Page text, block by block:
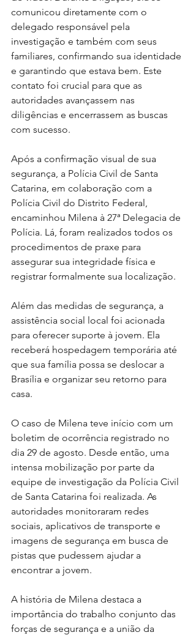
comunicou diretamente com o
delegado responsável pela
investigação e também com seus
familiares, confirmando sua identidade
e garantindo que estava bem. Este
contato foi crucial para que as
autoridades avançassem nas
diligências e encerrassem as buscas
com sucesso.
Após a confirmação visual de sua
segurança, a Polícia Civil de Santa
Catarina, em colaboração com a
Polícia Civil do Distrito Federal,
encaminhou Milena à 27ª Delegacia de
Polícia. Lá, foram realizados todos os
procedimentos de praxe para
assegurar sua integridade física e
registrar formalmente sua localização.
Além das medidas de segurança, a
assistência social local foi acionada
para oferecer suporte à jovem. Ela
receberá hospedagem temporária até
que sua família possa se deslocar a
Brasília e organizar seu retorno para
casa.
O caso de Milena teve início com um
boletim de ocorrência registrado no
dia 29 de agosto. Desde então, uma
intensa mobilização por parte da
equipe de investigação da Polícia Civil
de Santa Catarina foi realizada. As
autoridades monitoraram redes
sociais, aplicativos de transporte e
imagens de segurança em busca de
pistas que pudessem ajudar a
encontrar a jovem.
A história de Milena destaca a
importância do trabalho conjunto das
forças de segurança e a união da